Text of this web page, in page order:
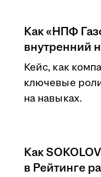
Как «НПФ
внутренний
Кейс, как
ключевые
на навыках.
Как
в Рейтинге